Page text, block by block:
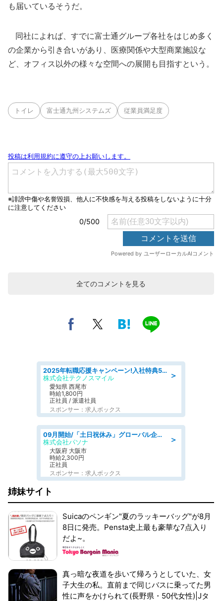
も届いているそうだ。
同社によれば、すでに富士通グループ各社をはじめ多く
の企業から引き合いがあり、医療関係や大型商業施設な
ど、オフィス以外の様々な空間への展開も目指すという。
トイレ 富士通九州システムズ 従業員満足度
全てのコメントを見る
＞
2025年転職応援キャンペーン!入社特典58万円/デンソーで働こう!自動車工場で小型部品の検査業務 denso aichi
株式会社テクノスマイル
愛知県 西尾市
時給1,800円
正社員 / 派遣社員
スポンサー：求人ボックス
＞
09月開始/「土日祝休み」グローバル企業での産業保健のお仕事/保健師/高時給/残業なし/服装自由
株式会社パソナ
大阪府 大阪市
時給2,300円
正社員
スポンサー：求人ボックス
姉妹サイト
Suicaのペンギン"夏のラッキーバッグ"が8月
8日に発売。Pensta史上最も豪華な7点入り
だよ~。
真っ暗な夜道を歩いて帰ろうとしていた、女
子大生の私。直前まで同じバスに乗ってた男
性に声をかけられて(長野県・50代女性)|Jタ